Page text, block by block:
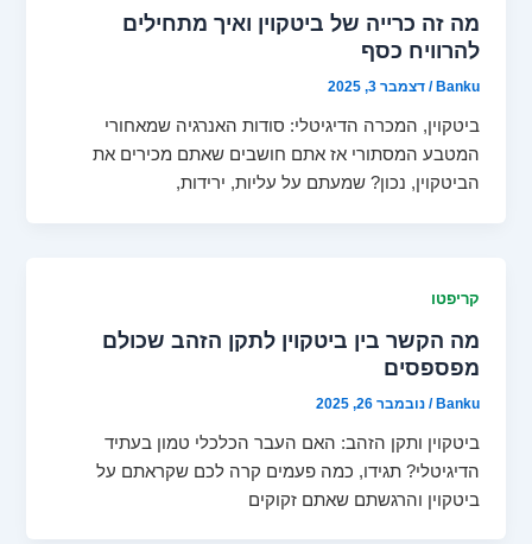
מה זה כרייה של ביטקוין ואיך מתחילים
להרוויח כסף
Banku
/דצמבר 3, 2025
ביטקוין, המכרה הדיגיטלי: סודות האנרגיה שמאחורי
המטבע המסתורי אז אתם חושבים שאתם מכירים את
הביטקוין, נכון? שמעתם על עליות, ירידות,
קריפטו
מה הקשר בין ביטקוין לתקן הזהב שכולם
מפספסים
Banku
/נובמבר 26, 2025
ביטקוין ותקן הזהב: האם העבר הכלכלי טמון בעתיד
הדיגיטלי? תגידו, כמה פעמים קרה לכם שקראתם על
ביטקוין והרגשתם שאתם זקוקים